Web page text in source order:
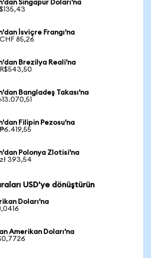
Singapur Doları'na
İsviçre Frangı'na
85,26
Brezilya Reali'na
Bangladeş Takası'na
Filipin Pezosu'na
Polonya Zlotisi'na
393,54
USD'ye dönüştürün
Doları'na
Amerikan Doları'na